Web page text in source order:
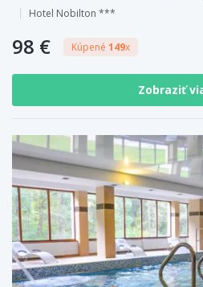
Hotel Nobilton ***
98 € Kúpené 149x
Zobraziť